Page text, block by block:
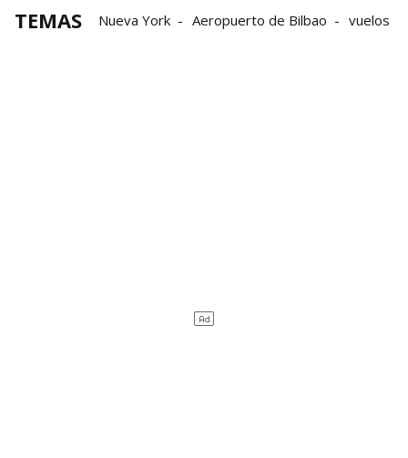
TEMAS Nueva York Aeropuerto de Bilbao vuelos